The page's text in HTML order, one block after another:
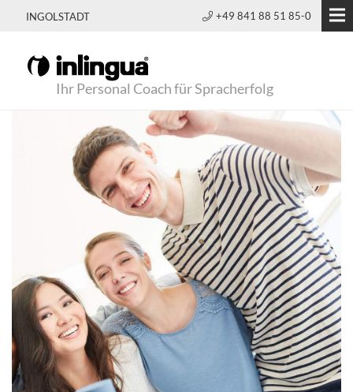
INGOLSTADT +49 841 88 51 85-0
Ihr Personal Coach für Spracherfolg